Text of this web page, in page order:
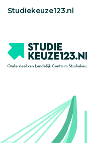
Studiekeuze123.nl